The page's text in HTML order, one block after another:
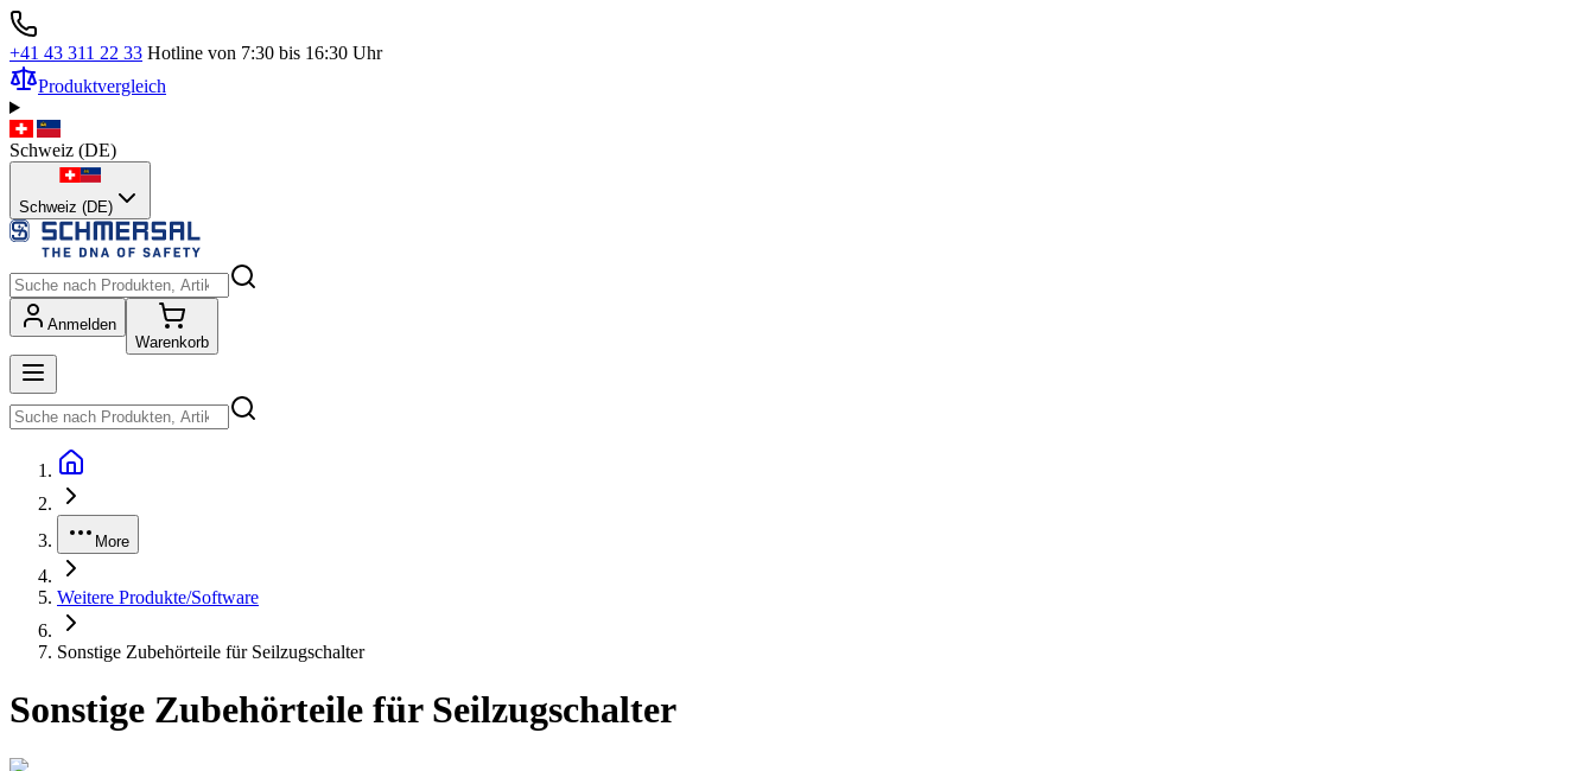
+41 43 311 22 33 Hotline von 7:30 bis 16:30 Uhr
Produktvergleich
Schweiz (DE)
Schweiz (DE)
Anmelden
Warenkorb
More
Weitere Produkte/Software
Sonstige Zubehörteile für Seilzugschalter
Sonstige Zubehörteile für Seilzugschalter